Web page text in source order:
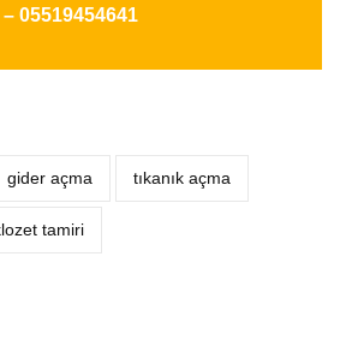
– 05519454641
‎gider açma tıkanık açma
tamiri